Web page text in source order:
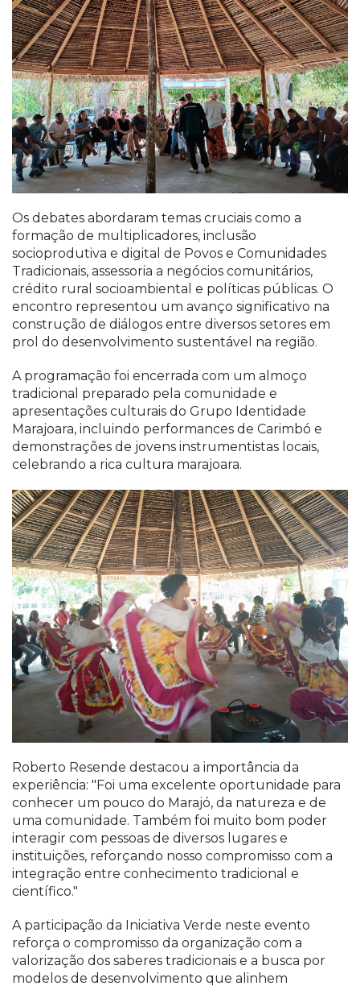
Os debates abordaram temas cruciais como a
formação de multiplicadores, inclusão
socioprodutiva e digital de Povos e Comunidades
Tradicionais, assessoria a negócios comunitários,
crédito rural socioambiental e políticas públicas. O
encontro representou um avanço significativo na
construção de diálogos entre diversos setores em
prol do desenvolvimento sustentável na região.
A programação foi encerrada com um almoço
tradicional preparado pela comunidade e
apresentações culturais do Grupo Identidade
Marajoara, incluindo performances de Carimbó e
demonstrações de jovens instrumentistas locais,
celebrando a rica cultura marajoara.
Roberto Resende destacou a importância da
experiência: "Foi uma excelente oportunidade para
conhecer um pouco do Marajó, da natureza e de
uma comunidade. Também foi muito bom poder
interagir com pessoas de diversos lugares e
instituições, reforçando nosso compromisso com a
integração entre conhecimento tradicional e
científico."
A participação da Iniciativa Verde neste evento
reforça o compromisso da organização com a
valorização dos saberes tradicionais e a busca por
modelos de desenvolvimento que alinhem